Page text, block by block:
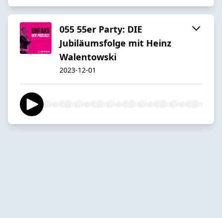
055 55er Party: DIE
Jubiläumsfolge mit Heinz
Walentowski
2023-12-01